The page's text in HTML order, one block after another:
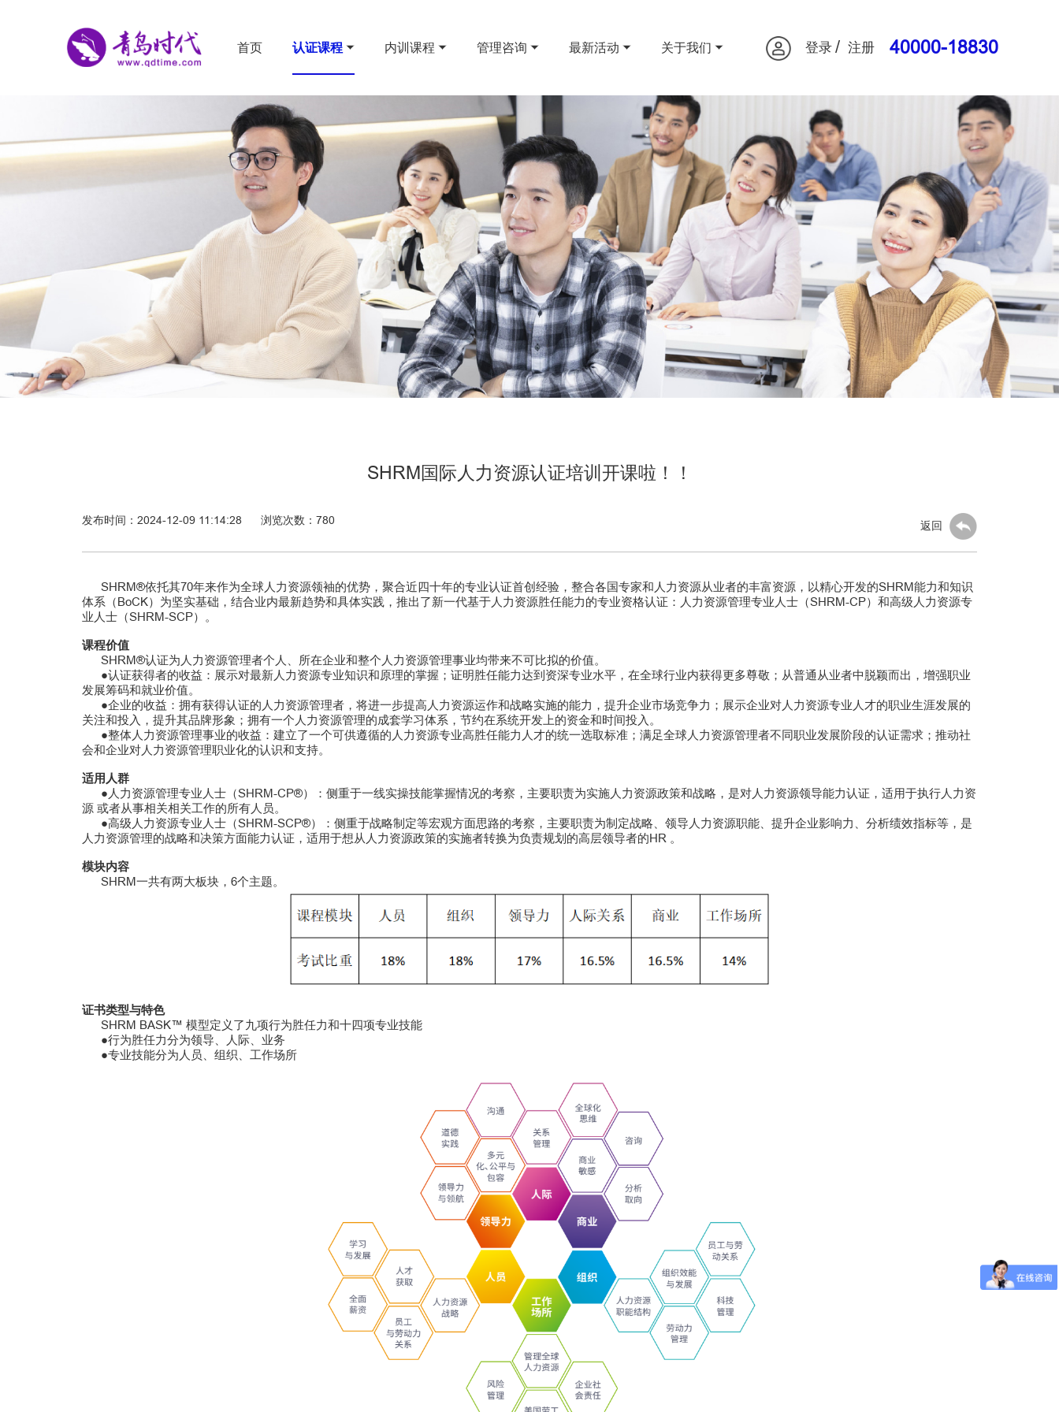
首页 认证课程 内训课程 管理咨询 最新活动 关于我们 登录 / 注册 40000-18830
SHRM国际人力资源认证培训开课啦！！
发布时间：2024-12-09 11:14:28 浏览次数： 780 返回
SHRM®依托其70年来作为全球人力资源领袖的优势，聚合近四十年的专业认证首创经验，整合各国专家和人力资源从业者的丰富资源，以精心开发的SHRM能力和知识
体系（BoCK）为坚实基础，结合业内最新趋势和具体实践，推出了新一代基于人力资源胜任能力的专业资格认证：人力资源管理专业人士（SHRM-CP）和高级人力资源专
业人士（SHRM-SCP）。
课程价值
SHRM®认证为人力资源管理者个人、所在企业和整个人力资源管理事业均带来不可比拟的价值。
●认证获得者的收益：展示对最新人力资源专业知识和原理的掌握；证明胜任能力达到资深专业水平，在全球行业内获得更多尊敬；从普通从业者中脱颖而出，增强职业
发展筹码和就业价值。
●企业的收益：拥有获得认证的人力资源管理者，将进一步提高人力资源运作和战略实施的能力，提升企业市场竞争力；展示企业对人力资源专业人才的职业生涯发展的
关注和投入，提升其品牌形象；拥有一个人力资源管理的成套学习体系，节约在系统开发上的资金和时间投入。
●整体人力资源管理事业的收益：建立了一个可供遵循的人力资源专业高胜任能力人才的统一选取标准；满足全球人力资源管理者不同职业发展阶段的认证需求；推动社
会和企业对人力资源管理职业化的认识和支持。
适用人群
●人力资源管理专业人士（SHRM-CP®）：侧重于一线实操技能掌握情况的考察，主要职责为实施人力资源政策和战略，是对人力资源领导能力认证，适用于执行人力资
源 或者从事相关相关工作的所有人员。
●高级人力资源专业人士（SHRM-SCP®）：侧重于战略制定等宏观方面思路的考察，主要职责为制定战略、领导人力资源职能、提升企业影响力、分析绩效指标等，是
人力资源管理的战略和决策方面能力认证，适用于想从人力资源政策的实施者转换为负责规划的高层领导者的HR 。
模块内容
SHRM一共有两大板块，6个主题。
证书类型与特色
SHRM BASK™ 模型定义了九项行为胜任力和十四项专业技能
●行为胜任力分为领导、人际、业务
●专业技能分为人员、组织、工作场所